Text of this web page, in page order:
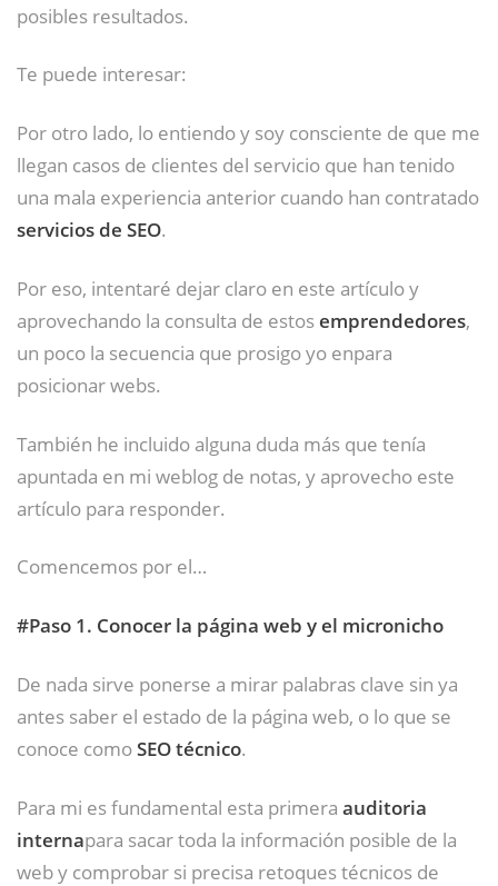
posibles resultados.
Te puede interesar:
Por otro lado, lo entiendo y soy consciente de que me
llegan casos de clientes del servicio que han tenido
una mala experiencia anterior cuando han contratado
servicios de SEO.
Por eso, intentaré dejar claro en este artículo y
aprovechando la consulta de estosemprendedores,
un poco la secuencia que prosigo yo enpara
posicionar webs.
También he incluido alguna duda más que tenía
apuntada en mi weblog de notas, y aprovecho este
artículo para responder.
Comencemos por el…
#Paso 1. Conocer la página web y el micronicho
De nada sirve ponerse a mirar palabras clave sin ya
antes saber el estado de la página web, o lo que se
conoce comoSEO técnico.
Para mi es fundamental esta primera auditoria
internapara sacar toda la información posible de la
web y comprobar si precisa retoques técnicos de